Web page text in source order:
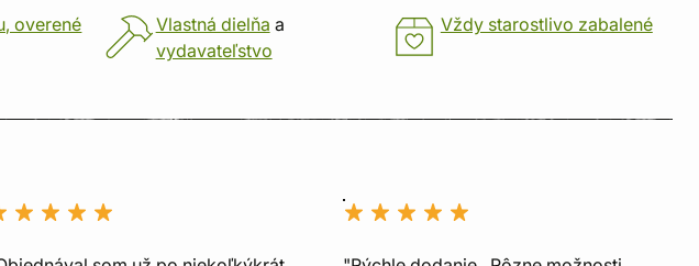
overené
Vlastná dielňa a
vydavateľstvo
Vždy starostlivo zabalené